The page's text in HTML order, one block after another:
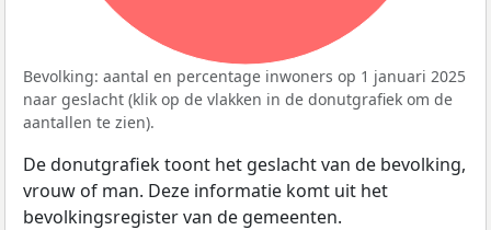
Bevolking: aantal en percentage inwoners op 1 januari 2025
naar geslacht (klik op de vlakken in de donutgrafiek om de
aantallen te zien).
De donutgrafiek toont het geslacht van de bevolking,
vrouw of man. Deze informatie komt uit het
bevolkingsregister van de gemeenten.